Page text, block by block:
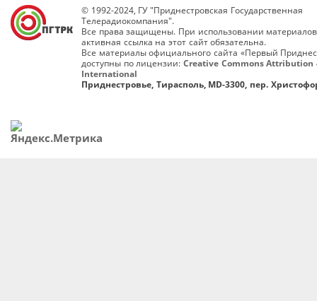
© 1992-2024, ГУ "Приднестровская Государственная
Телерадиокомпания".
Все права защищены. При использовании
активная ссылка на этот сайт обязательна.
Все материалы официального сайта «Первый
доступны по лицензии: Creative Commons Attribution
International
Приднестровье, Тирасполь, MD-3300, пер.